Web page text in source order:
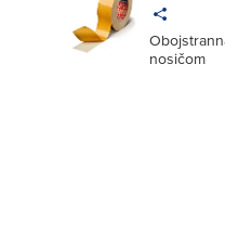
nosičom